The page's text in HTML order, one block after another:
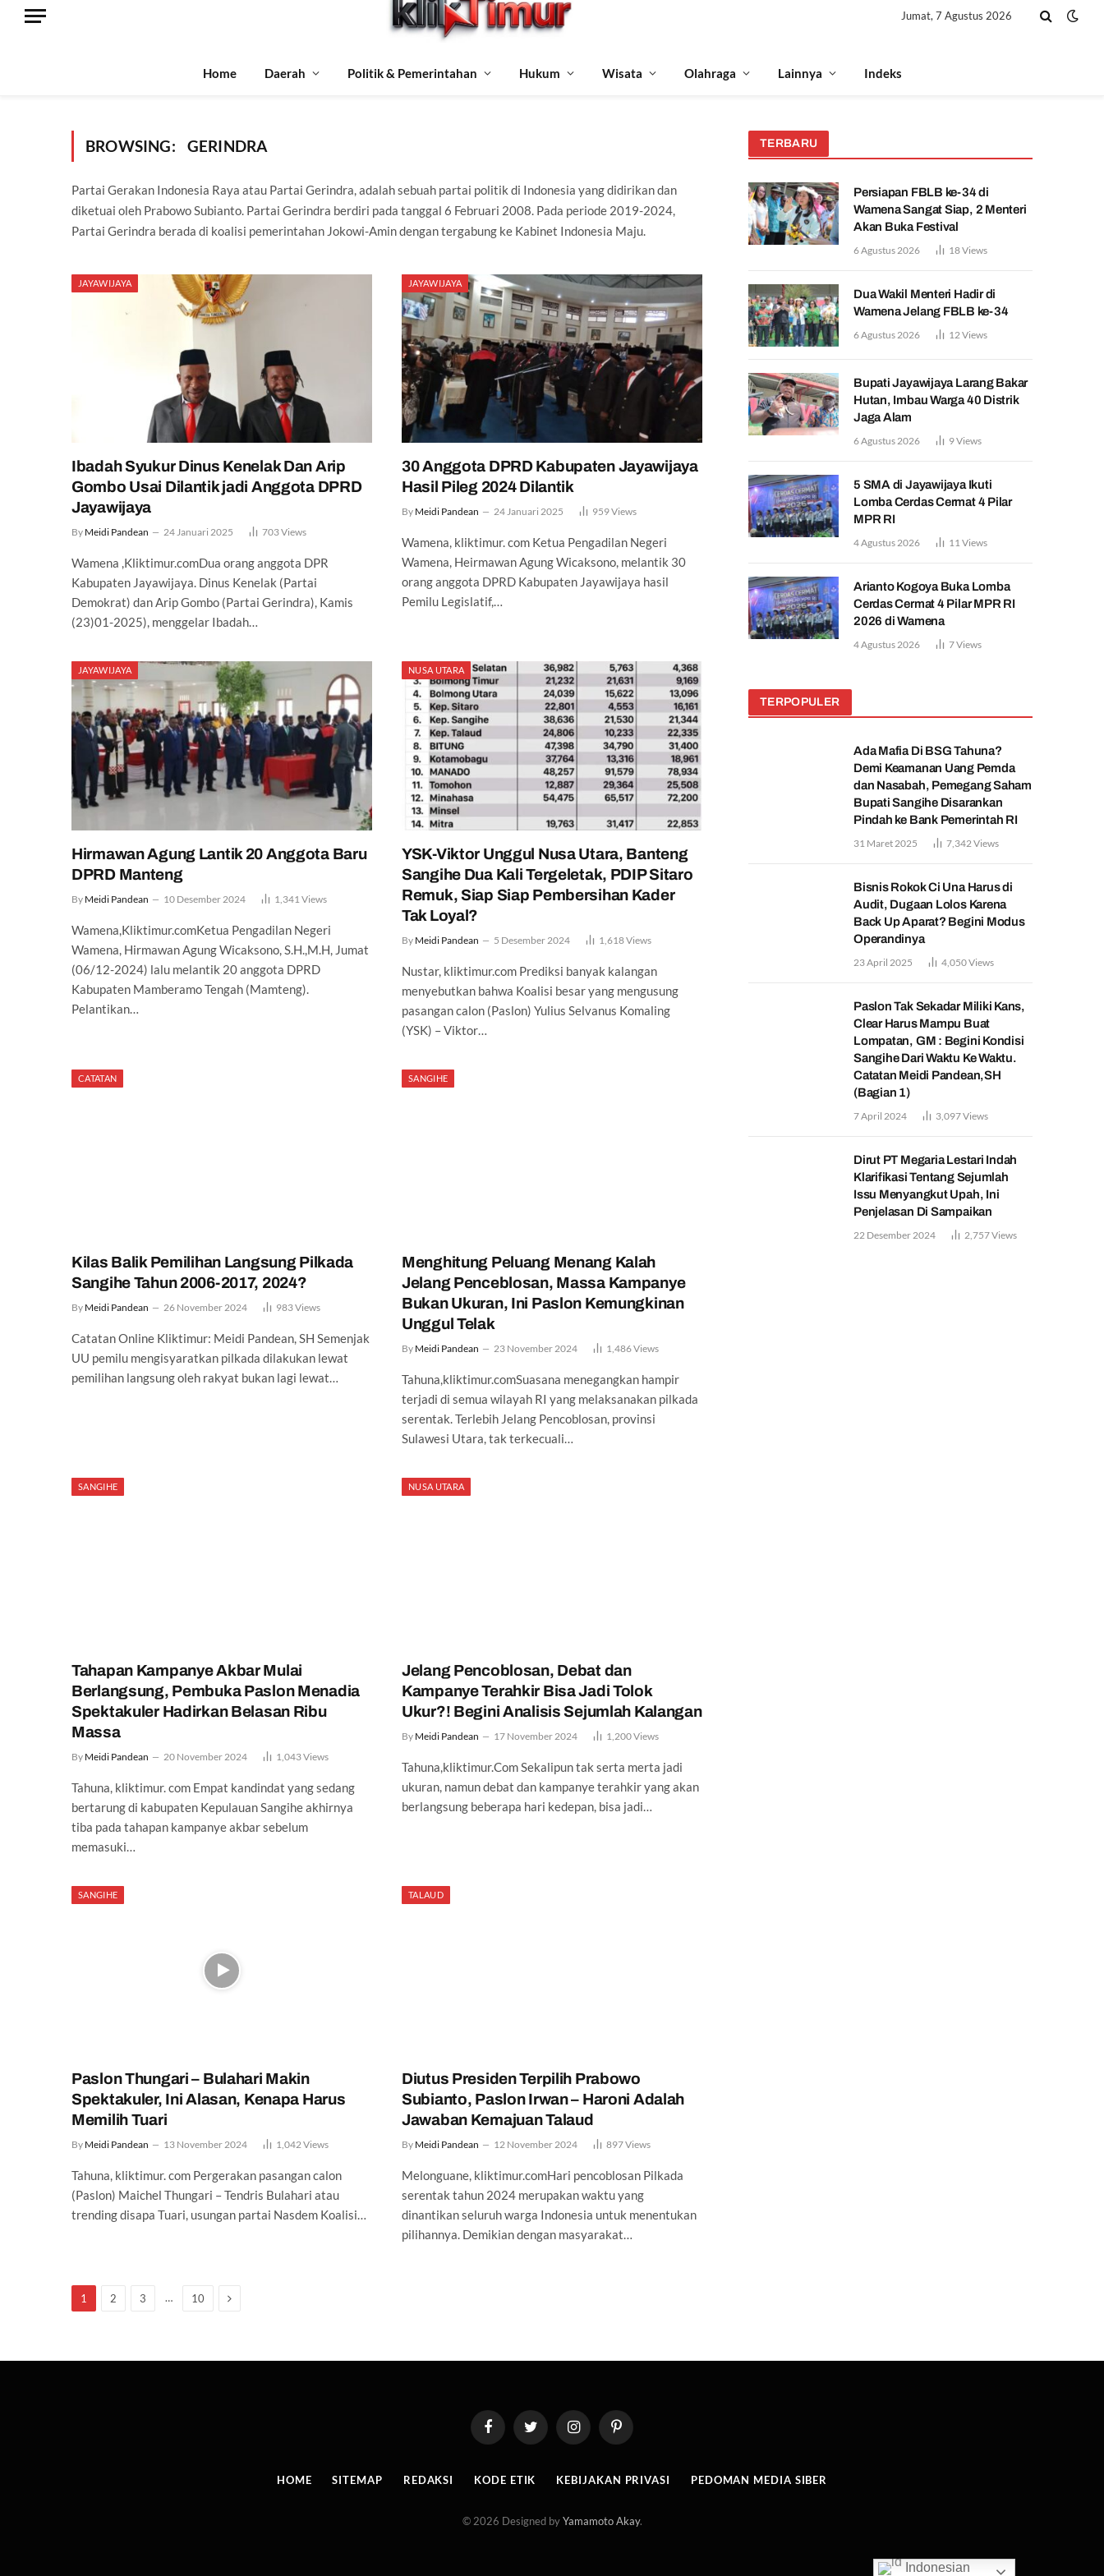
Jumat, 7 Agustus 2026
Home Daerah Politik & Pemerintahan Hukum Wisata Olahraga Lainnya Indeks
BROWSING: GERINDRA
Partai Gerakan Indonesia Raya atau Partai Gerindra, adalah sebuah partai politik di Indonesia yang didirikan dan
diketuai oleh Prabowo Subianto. Partai Gerindra berdiri pada tanggal 6 Februari 2008. Pada periode 2019-2024,
Partai Gerindra berada di koalisi pemerintahan Jokowi-Amin dengan tergabung ke Kabinet Indonesia Maju.
JAYAWIJAYA
Ibadah Syukur Dinus Kenelak Dan Arip
Gombo Usai Dilantik jadi Anggota DPRD
Jayawijaya
By Meidi Pandean 24 Januari 2025 703Views
Wamena ,Kliktimur.comDua orang anggota DPR
Kabupaten Jayawijaya. Dinus Kenelak (Partai
Demokrat) dan Arip Gombo (Partai Gerindra), Kamis
(23)01-2025), menggelar Ibadah…
JAYAWIJAYA
30 Anggota DPRD Kabupaten Jayawijaya
Hasil Pileg 2024 Dilantik
By Meidi Pandean 24 Januari 2025 959Views
Wamena, kliktimur. com Ketua Pengadilan Negeri
Wamena, Heirmawan Agung Wicaksono, melantik 30
orang anggota DPRD Kabupaten Jayawijaya hasil
Pemilu Legislatif,…
JAYAWIJAYA
Hirmawan Agung Lantik 20 Anggota Baru
DPRD Manteng
By Meidi Pandean 10 Desember 2024 1,341Views
Wamena,Kliktimur.comKetua Pengadilan Negeri
Wamena, Hirmawan Agung Wicaksono, S.H.,M.H, Jumat
(06/12-2024) lalu melantik 20 anggota DPRD
Kabupaten Mamberamo Tengah (Mamteng).
Pelantikan…
NUSA UTARA
YSK-Viktor Unggul Nusa Utara, Banteng
Sangihe Dua Kali Tergeletak, PDIP Sitaro
Remuk, Siap Siap Pembersihan Kader
Tak Loyal?
By Meidi Pandean 5 Desember 2024 1,618Views
Nustar, kliktimur.com Prediksi banyak kalangan
menyebutkan bahwa Koalisi besar yang mengusung
pasangan calon (Paslon) Yulius Selvanus Komaling
(YSK) – Viktor…
CATATAN
Kilas Balik Pemilihan Langsung Pilkada
Sangihe Tahun 2006-2017, 2024?
By Meidi Pandean 26 November 2024 983Views
Catatan Online Kliktimur: Meidi Pandean, SH Semenjak
UU pemilu mengisyaratkan pilkada dilakukan lewat
pemilihan langsung oleh rakyat bukan lagi lewat…
SANGIHE
Menghitung Peluang Menang Kalah
Jelang Penceblosan, Massa Kampanye
Bukan Ukuran, Ini Paslon Kemungkinan
Unggul Telak
By Meidi Pandean 23 November 2024 1,486Views
Tahuna,kliktimur.comSuasana menegangkan hampir
terjadi di semua wilayah RI yang melaksanakan pilkada
serentak. Terlebih Jelang Pencoblosan, provinsi
Sulawesi Utara, tak terkecuali…
SANGIHE
Tahapan Kampanye Akbar Mulai
Berlangsung, Pembuka Paslon Menadia
Spektakuler Hadirkan Belasan Ribu
Massa
By Meidi Pandean 20 November 2024 1,043Views
Tahuna, kliktimur. com Empat kandindat yang sedang
bertarung di kabupaten Kepulauan Sangihe akhirnya
tiba pada tahapan kampanye akbar sebelum
memasuki…
NUSA UTARA
Jelang Pencoblosan, Debat dan
Kampanye Terahkir Bisa Jadi Tolok
Ukur?! Begini Analisis Sejumlah Kalangan
By Meidi Pandean 17 November 2024 1,200Views
Tahuna,kliktimur.Com Sekalipun tak serta merta jadi
ukuran, namun debat dan kampanye terahkir yang akan
berlangsung beberapa hari kedepan, bisa jadi…
SANGIHE
Paslon Thungari – Bulahari Makin
Spektakuler, Ini Alasan, Kenapa Harus
Memilih Tuari
By Meidi Pandean 13 November 2024 1,042 Views
Tahuna, kliktimur. com Pergerakan pasangan calon
(Paslon) Maichel Thungari – Tendris Bulahari atau
trending disapa Tuari, usungan partai Nasdem Koalisi…
TALAUD
Diutus Presiden Terpilih Prabowo
Subianto, Paslon Irwan – Haroni Adalah
Jawaban Kemajuan Talaud
By Meidi Pandean 12 November 2024 897Views
Melonguane, kliktimur.comHari pencoblosan Pilkada
serentak tahun 2024 merupakan waktu yang
dinantikan seluruh warga Indonesia untuk menentukan
pilihannya. Demikian dengan masyarakat…
1 2 3 … 10 Next
TERBARU
Persiapan FBLB ke-34 di
Wamena Sangat Siap, 2 Menteri
Akan Buka Festival
6 Agustus 2026 18Views
Dua Wakil Menteri Hadir di
Wamena Jelang FBLB ke-34
6 Agustus 2026 12 Views
Bupati Jayawijaya Larang Bakar
Hutan, Imbau Warga 40 Distrik
Jaga Alam
6 Agustus 2026 9Views
5 SMA di Jayawijaya Ikuti
Lomba Cerdas Cermat 4 Pilar
MPR RI
4 Agustus 2026 11 Views
Arianto Kogoya Buka Lomba
Cerdas Cermat 4 Pilar MPR RI
2026 di Wamena
4 Agustus 2026 7Views
TERPOPULER
Ada Mafia Di BSG Tahuna?
Demi Keamanan Uang Pemda
dan Nasabah, Pemegang Saham
Bupati Sangihe Disarankan
Pindah ke Bank Pemerintah RI
31 Maret 2025 7,342 Views
Bisnis Rokok Ci Una Harus di
Audit, Dugaan Lolos Karena
Back Up Aparat? Begini Modus
Operandinya
23 April 2025 4,050Views
Paslon Tak Sekadar Miliki Kans,
Clear Harus Mampu Buat
Lompatan, GM : Begini Kondisi
Sangihe Dari Waktu Ke Waktu.
Catatan Meidi Pandean,SH
(Bagian 1)
7 April 2024 3,097Views
Dirut PT Megaria Lestari Indah
Klarifikasi Tentang Sejumlah
Issu Menyangkut Upah, Ini
Penjelasan Di Sampaikan
22 Desember 2024 2,757Views
FacebookTwitter InstagramPinterest
HOME SITEMAP REDAKSI KODE ETIK KEBIJAKAN PRIVASI PEDOMAN MEDIA SIBER
© 2026 Designed byYamamoto Akay.
Indonesian